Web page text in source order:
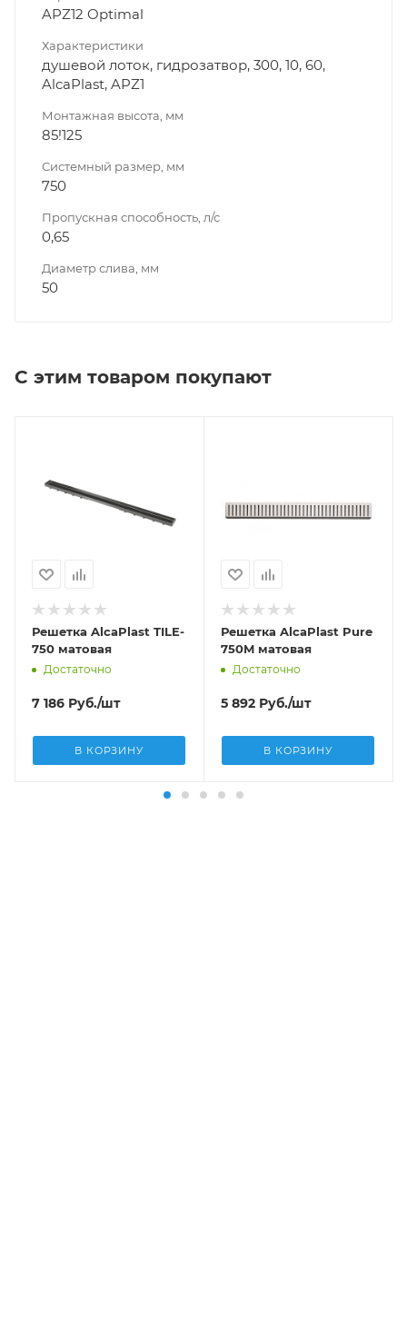
APZ12 Optimal
Характеристики
душевой лоток, гидрозатвор, 300, 10, 60,
AlcaPlast, APZ1
Монтажная высота, мм
85!125
Системный размер, мм
750
Пропускная способность, л/с
0,65
Диаметр слива, мм
50
С этим товаром покупают
Решетка AlcaPlast TILE-
750 матовая
Достаточно
7 186 Руб./шт
В КОРЗИНУ
Решетка AlcaPlast Pure
750M матовая
Достаточно
5 892 Руб./шт
В КОРЗИНУ